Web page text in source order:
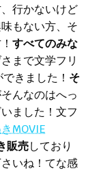
行かないけど
もない方、そ
すべてのみな
まで文学フリ
きました！ そ
んなのはへっ
ました！文フ
きMOVIE
販売しており
いね！てな感